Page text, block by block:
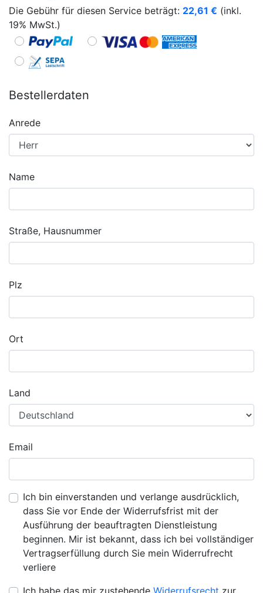
Die Gebühr für diesen Service beträgt: 22,61 € (inkl.
19% MwSt.)
Bestellerdaten
Anrede
Name
Straße, Hausnummer
Plz
Ort
Land
Email
Ich bin einverstanden und verlange ausdrücklich,
dass Sie vor Ende der Widerrufsfrist mit der
Ausführung der beauftragten Dienstleistung
beginnen. Mir ist bekannt, dass ich bei vollständiger
Vertragserfüllung durch Sie mein Widerrufrecht
verliere
Ich habe das mir zustehende Widerrufsrecht zur